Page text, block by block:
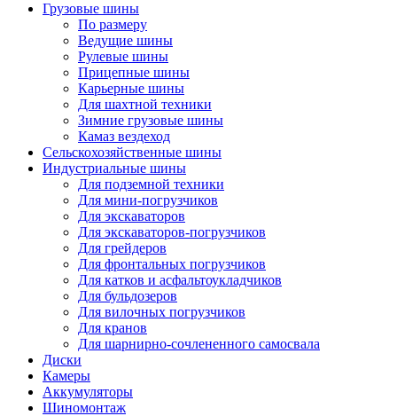
Грузовые шины
По размеру
Ведущие шины
Рулевые шины
Прицепные шины
Карьерные шины
Для шахтной техники
Зимние грузовые шины
Камаз вездеход
Сельскохозяйственные шины
Индустриальные шины
Для подземной техники
Для мини-погрузчиков
Для экскаваторов
Для экскаваторов-погрузчиков
Для грейдеров
Для фронтальных погрузчиков
Для катков и асфальтоукладчиков
Для бульдозеров
Для вилочных погрузчиков
Для кранов
Для шарнирно-сочлененного самосвала
Диски
Камеры
Аккумуляторы
Шиномонтаж